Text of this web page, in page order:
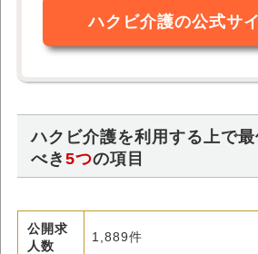
ハクビ介護の公式サ
ハクビ介護を利用する上で最
べき 5つの項目
公開求
人数
1,889件